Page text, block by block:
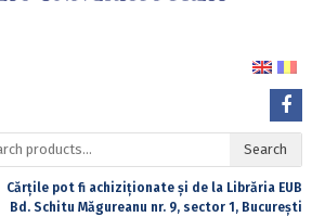
Search
Cărțile pot fi achiziționate și de la Librăria EUB
Bd. Schitu Măgureanu nr. 9, sector 1, București